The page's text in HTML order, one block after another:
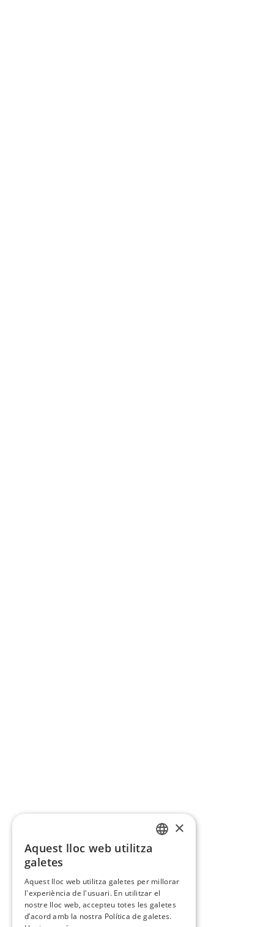
×
Aquest lloc web utilitza
galetes
Aquest lloc web utilitza galetes per millorar
l'experiència de l'usuari. En utilitzar el
nostre lloc web, accepteu totes les galetes
d’acord amb la nostra Política de galetes.